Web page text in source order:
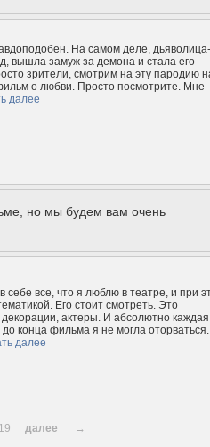
На самом деле, дьяволица-
вышла замуж за демона и стала его
зрители, смотрим на эту пародию
о любви. Просто посмотрите. Мне
далее
но мы будем вам очень
все, что я люблю в театре, и при
Его стоит смотреть. Это
актеры. И абсолютно
конца фильма я не могла оторваться.
далее
19 далее →